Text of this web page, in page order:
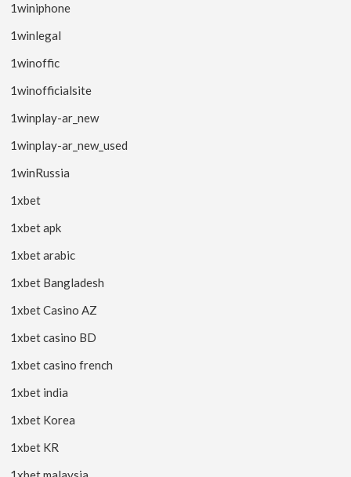
1winiphone
1winlegal
1winoffic
1winofficialsite
1winplay-ar_new
1winplay-ar_new_used
1winRussia
1xbet
1xbet apk
1xbet arabic
1xbet Bangladesh
1xbet Casino AZ
1xbet casino BD
1xbet casino french
1xbet india
1xbet Korea
1xbet KR